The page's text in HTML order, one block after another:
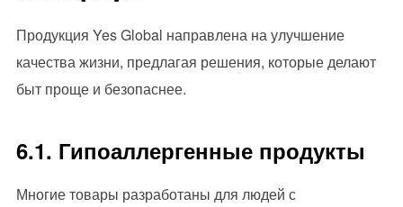
Продукция Yes Global направлена на улучшение
качества жизни, предлагая решения, которые делают
быт проще и безопаснее.
6.1. Гипоаллергенные продукты
Многие товары разработаны для людей с